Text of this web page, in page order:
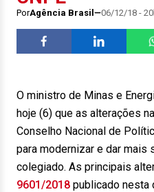
PorAgência Brasil 06/12/18 -
O ministro de Minas e
hoje (6) que as alterações
Conselho Nacional de
para modernizar e dar mais
colegiado. As principais
9601/2018 publicado nesta